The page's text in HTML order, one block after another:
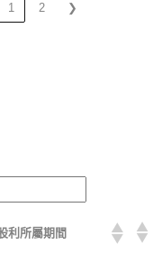
1 2 ❯
利所屬期間